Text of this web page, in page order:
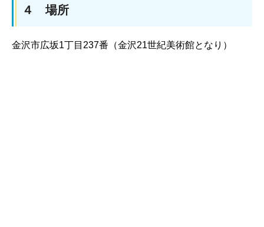
４ 場所
金沢市広坂1丁目237番（金沢21世紀美術館となり）